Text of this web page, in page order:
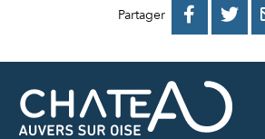
Partager  